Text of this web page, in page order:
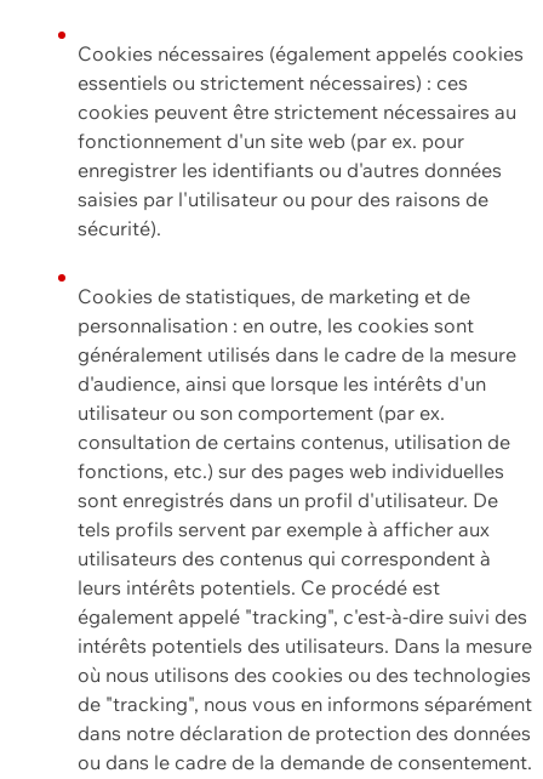
Cookies nécessaires (également appelés cookies
essentiels ou strictement nécessaires) : ces
cookies peuvent être strictement nécessaires au
fonctionnement d'un site web (par ex. pour
enregistrer les identifiants ou d'autres données
saisies par l'utilisateur ou pour des raisons de
sécurité).
Cookies de statistiques, de marketing et de
personnalisation : en outre, les cookies sont
généralement utilisés dans le cadre de la mesure
d'audience, ainsi que lorsque les intérêts d'un
utilisateur ou son comportement (par ex.
consultation de certains contenus, utilisation de
fonctions, etc.) sur des pages web individuelles
sont enregistrés dans un profil d'utilisateur. De
tels profils servent par exemple à afficher aux
utilisateurs des contenus qui correspondent à
leurs intérêts potentiels. Ce procédé est
également appelé "tracking", c'est-à-dire suivi des
intérêts potentiels des utilisateurs. Dans la mesure
où nous utilisons des cookies ou des technologies
de "tracking", nous vous en informons séparément
dans notre déclaration de protection des données
ou dans le cadre de la demande de consentement.